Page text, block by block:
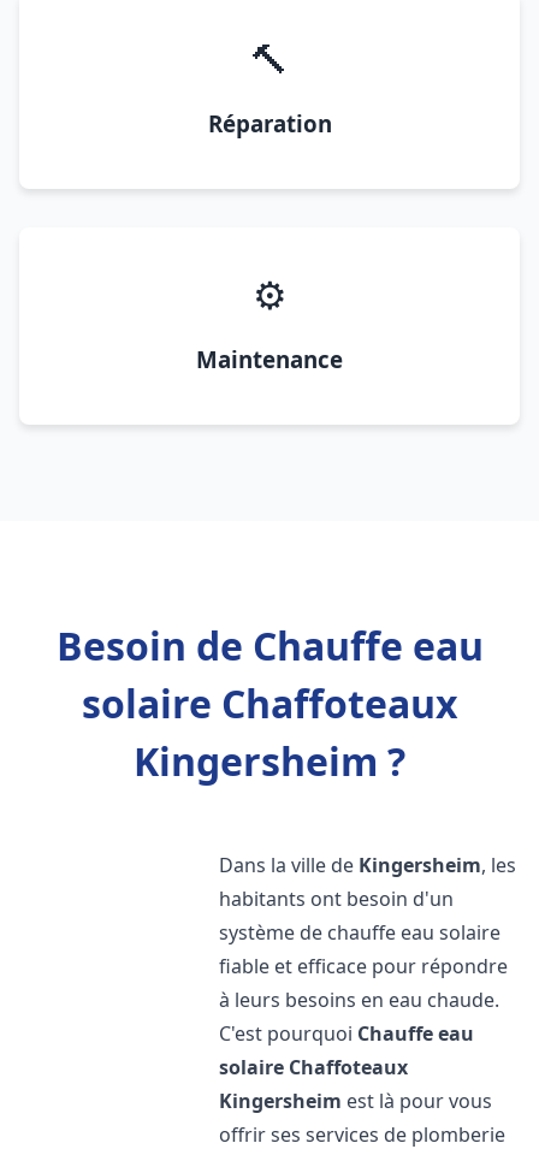
🔨
Réparation
⚙️
Maintenance
Besoin de Chauffe eau
solaire Chaffoteaux
Kingersheim ?
Dans la ville de Kingersheim, les
habitants ont besoin d'un
système de chauffe eau solaire
fiable et efficace pour répondre
à leurs besoins en eau chaude.
C'est pourquoi Chauffe eau
solaire Chaffoteaux
Kingersheim est là pour vous
offrir ses services de plomberie